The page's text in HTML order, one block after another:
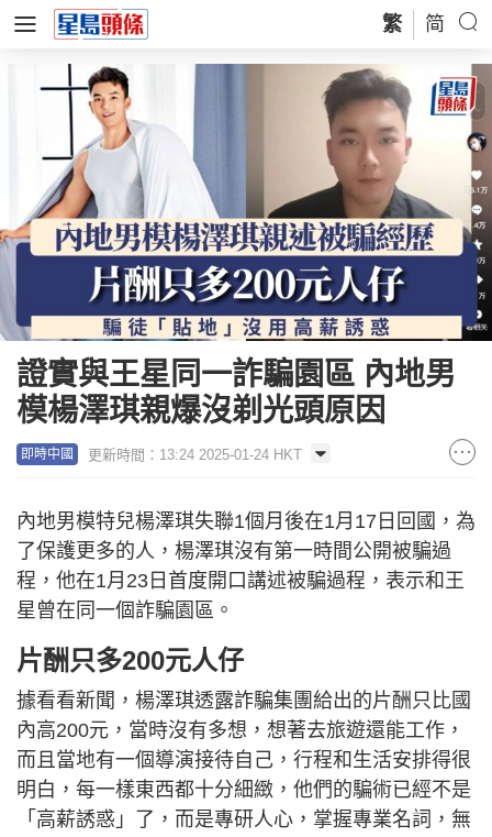
繁 简
證實與王星同一詐騙園區 內地男
模楊澤琪親爆沒剃光頭原因
即時中國 更新時間：13:24 2025-01-24 HKT
內地男模特兒楊澤琪失聯1個月後在1月17日回國，為
了保護更多的人，楊澤琪沒有第一時間公開被騙過
程，他在1月23日首度開口講述被騙過程，表示和王
星曾在同一個詐騙園區。
片酬只多200元人仔
據看看新聞，楊澤琪透露詐騙集團給出的片酬只比國
內高200元，當時沒有多想，想著去旅遊還能工作，
而且當地有一個導演接待自己，行程和生活安排得很
明白，每一樣東西都十分細緻，他們的騙術已經不是
「高薪誘惑」了，而是專研人心，掌握專業名詞，無